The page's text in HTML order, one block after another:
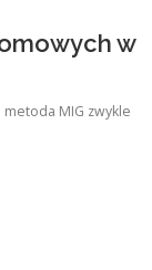
w
MIG zwykle